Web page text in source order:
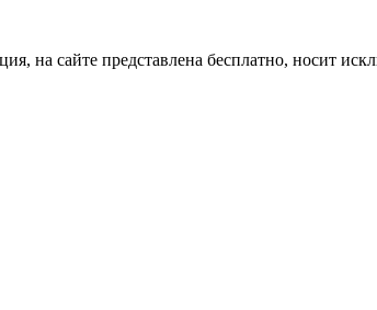
на сайте представлена бесплатно, носит